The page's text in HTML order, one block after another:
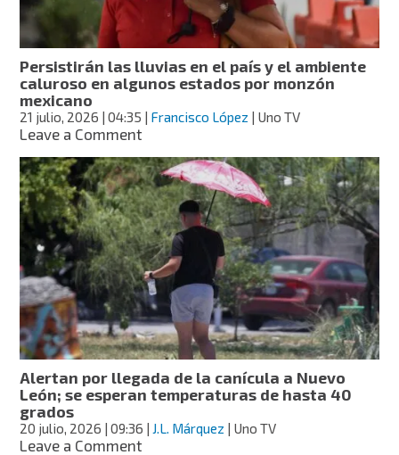
gran
parte
del
país
Persistirán las lluvias en el país y el ambiente
caluroso en algunos estados por monzón
mexicano
21 julio, 2026 | 04:35 | Francisco López | Uno TV
Leave a Commenton
las
lluvias
en
el
país
y
el
ambiente
caluroso
en
algunos
estados
por
monzón
Alertan por llegada de la canícula a Nuevo
León; se esperan temperaturas de hasta 40
grados
20 julio, 2026 | 09:36 | J.L. Márquez | Uno TV
Leave a Commenton